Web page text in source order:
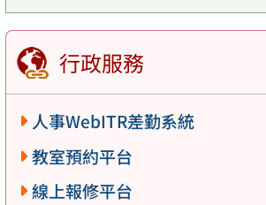
行政服務
人事WebITR差勤系統
教室預約平台
線上報修平台